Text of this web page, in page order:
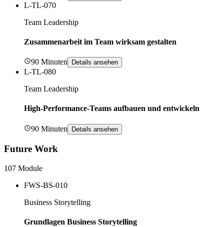
L-TL-070
Team Leadership
Zusammenarbeit im Team wirksam gestalten
90 Minuten Details ansehen
L-TL-080
Team Leadership
High-Performance-Teams aufbauen und entwickeln
90 Minuten Details ansehen
Future Work
107 Module
FWS-BS-010
Business Storytelling
Grundlagen Business Storytelling